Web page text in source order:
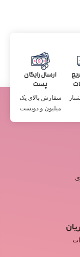
ارسال رایگان
پست
سفارش بالای یک
میلیون و دویست